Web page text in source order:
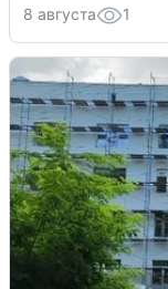
8 августа 1